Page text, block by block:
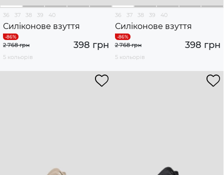
36 37 38 39 40
Силіконове взуття
398 грн
2 768 грн
5 кольорів
36 37 38 39 40
Силіконове взуття
398 грн
2 768 грн
5 кольорів